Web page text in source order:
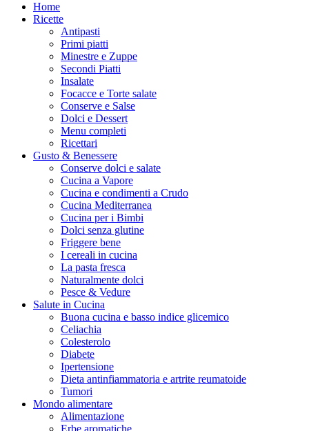
Home
Ricette
Antipasti
Primi piatti
Minestre e Zuppe
Secondi Piatti
Insalate
Focacce e Torte salate
Conserve e Salse
Dolci e Dessert
Menu completi
Ricettari
Gusto & Benessere
Conserve dolci e salate
Cucina a Vapore
Cucina e condimenti a Crudo
Cucina Mediterranea
Cucina per i Bimbi
Dolci senza glutine
Friggere bene
I cereali in cucina
La pasta fresca
Naturalmente dolci
Pesce & Vedure
Salute in Cucina
Buona cucina e basso indice glicemico
Celiachia
Colesterolo
Diabete
Ipertensione
Dieta antinfiammatoria e artrite reumatoide
Tumori
Mondo alimentare
Alimentazione